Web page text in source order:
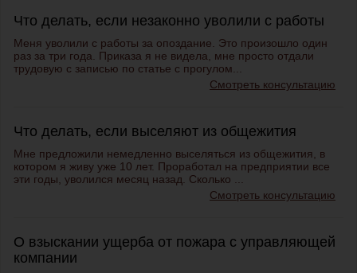
Что делать, если незаконно уволили с работы
Меня уволили с работы за опоздание. Это произошло один
раз за три года. Приказа я не видела, мне просто отдали
трудовую с записью по статье с прогулом...
Смотреть консультацию
Что делать, если выселяют из общежития
Мне предложили немедленно выселяться из общежития, в
котором я живу уже 10 лет. Проработал на предприятии все
эти годы, уволился месяц назад. Сколько ...
Смотреть консультацию
О взыскании ущерба от пожара с управляющей
компании